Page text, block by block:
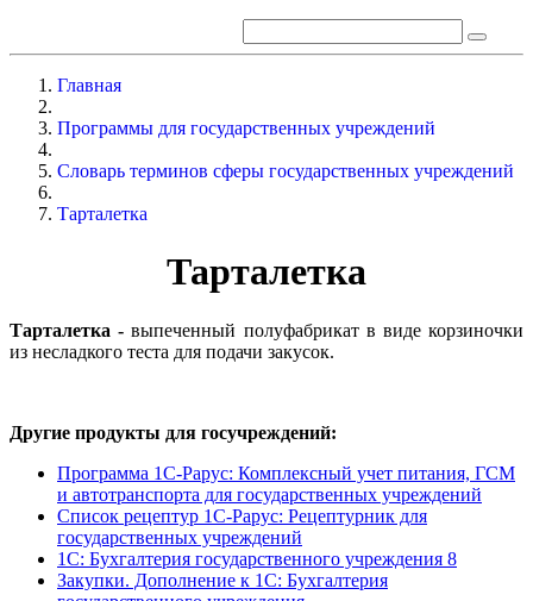
Главная
Программы для государственных учреждений
Словарь терминов сферы государственных учреждений
Тарталетка
Тарталетка
Тарталетка - выпеченный полуфабрикат в виде корзиночки
из несладкого теста для подачи закусок.
Другие продукты для госучреждений:
Программа 1С-Рарус: Комплексный учет питания, ГСМ
и автотранспорта для государственных учреждений
Список рецептур 1С-Рарус: Рецептурник для
государственных учреждений
1С: Бухгалтерия государственного учреждения 8
Закупки. Дополнение к 1С: Бухгалтерия